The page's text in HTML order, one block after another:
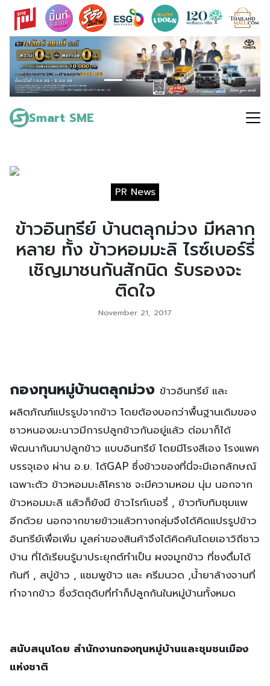
Skip
content
Smart SME
Search
for:
PR News
ข้าวอินทรีย์ บ้านตลุกม่วง มีหลาก
หลาย ทั้ง ข้าวหอมมะลิ ไรซ์เบอร์รี่
เชิญมาชนกันสักนิด รับรองจะ
ติดใจ
November 21, 2017
กองทุนหมู่บ้านตลุกม่วง ข้าวอินทรีย์ และ
ผลิตภัณฑ์แปรรูปจากข้าว โดยต้องบอกว่าพื้นฐานเดิมของ
ชาวหนองมะนาวมีการปลูกข้าวกันอยู่แล้ว ต่อมาก็ได้
พัฒนากันมาปลูกข้าว แบบอินทรีย์ โดยมีโรงสีเอง โรงแพค
บรรจุเอง ผ่าน อ.ย. ได้GAP ซึ่งข้าวของที่นี่จะมีเอกลักษณ์
เฉพาะตัว ข้าวหอมมะลิโคราช จะมีความหอม นุ่ม นอกจาก
ข้าวหอมมะลิ แล้วก็ยังมี ข้าวไรท์เบอรี่ , ข้าวทับทิมชุมแพ
อีกด้วย นอกจากขายข้าวแล้วทางกลุ่มจึงได้คิดแปรรูปข้าว
อินทรีย์เพื่อเพิ่ม มูลค่าของสินค้าจึงได้คิดค้นโดยเอาวิถีชาว
บ้าน ที่ได้เรียนรู้มาประยุกต์ทำเป็น ผงจมูกข้าว ที่ชงดื่มได้
ทันที , สบู่ข้าว , แชมพูข้าว และ ครีมนวด ,น้ำยาล้างจานที่
ทำจากข้าว ซึ่งวัตถุดิบที่ทำก็ปลูกกันในหมู่บ้านทั้งหมด
สนับสนุนโดย สำนักงานกองทุนหมู่บ้านและชุมชนเมือง
แห่งชาติ